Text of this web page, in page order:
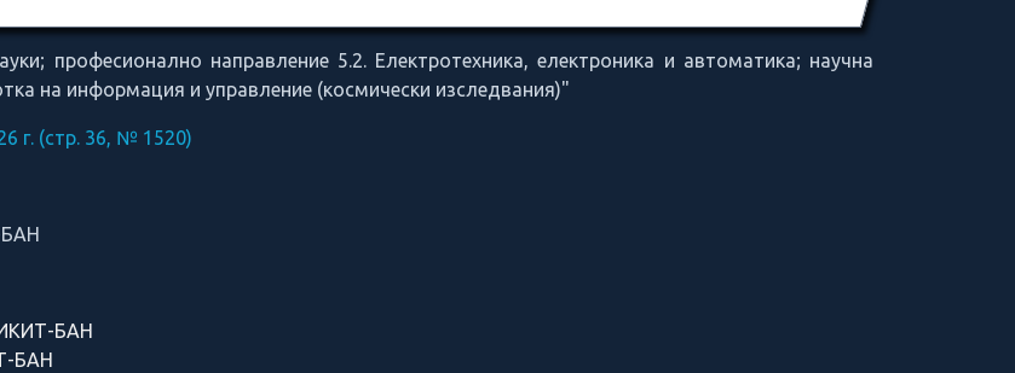
професионално направление 5.2. Електротехника, електроника и автоматика; научна
на информация и управление (космически изследвания)"
г. (стр. 36, № 1520)
БАН
БАН